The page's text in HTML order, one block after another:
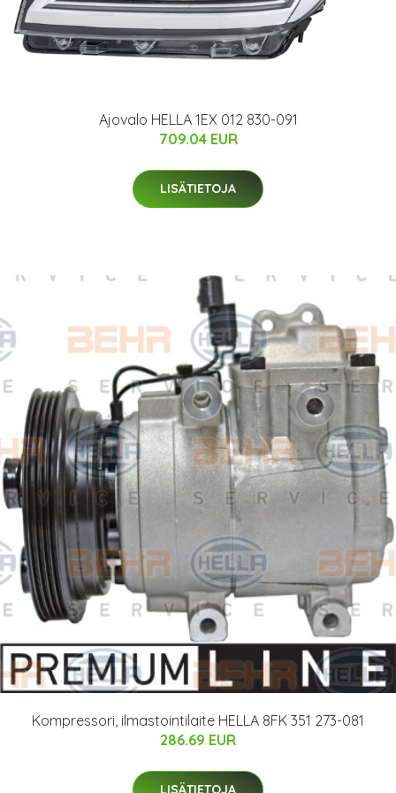
Ajovalo HELLA 1EX 012 830-091
709.04 EUR
LISÄTIETOJA
Kompressori, ilmastointilaite HELLA 8FK 351 273-081
286.69 EUR
LISÄTIETOJA